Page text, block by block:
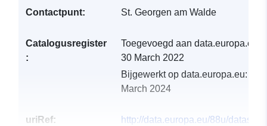
Contactpunt: St. Georgen am Walde
Catalogusregister
:
Toegevoegd aan data.europa.eu:
30 March 2022
Bijgewerkt op data.europa.eu:
March 2024
uriRef:
http://data.europa.eu/88u/